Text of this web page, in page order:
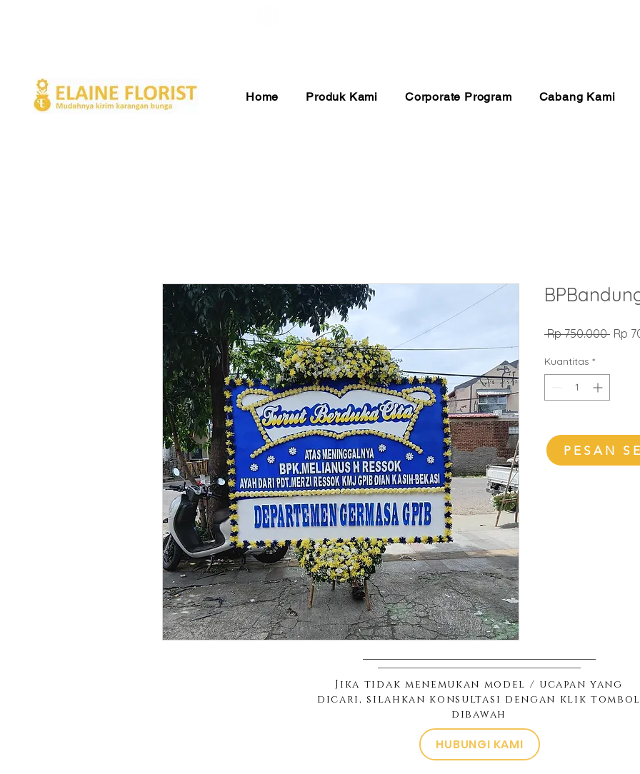
Home Produk Kami Corporate Program Cabang Kami
Rp 750.000 Rp
Kuantitas *
PESAN
Jika tidak menemukan model / ucapan yang
dicari, silahkan konsultasi dengan klik tombol
dibawah
HUBUNGI KAMI